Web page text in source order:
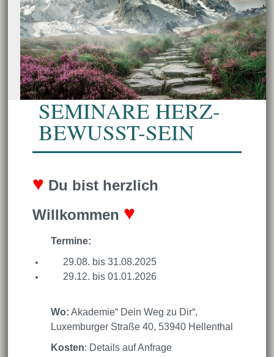
SEMINARE HERZ-
BEWUSST-SEIN
♥ Du bist herzlich
Willkommen ♥
Termine:
29.08. bis 31.08.2025
29.12. bis 01.01.2026
Wo: Akademie“ Dein Weg zu Dir“,
Luxemburger Straße 40, 53940 Hellenthal
Kosten: Details auf Anfrage